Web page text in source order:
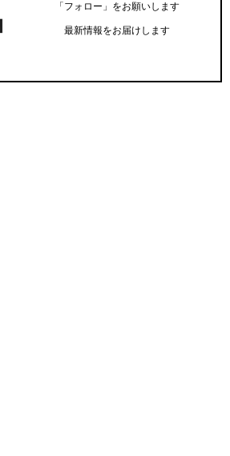
「フォロー」をお願いします
最新情報をお届けします